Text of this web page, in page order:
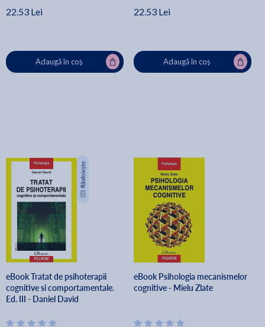
22.53 Lei
Adaugă în coș
22.53 Lei
Adaugă în coș
eBook Tratat de psihoterapii
cognitive si comportamentale.
Ed. III - Daniel David
eBook Psihologia mecanismelor
cognitive - Mielu Zlate